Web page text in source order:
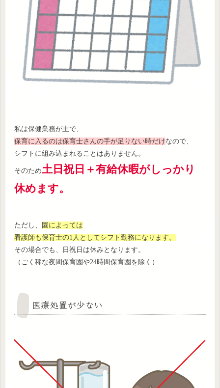
私は保健業務が主で、
保育に入るのは保育士さんの手が足りない時だけなので、
シフトに組み込まれることはありません。
そのため土日祝日＋有給休暇がしっかり
休めます。
ただし、
園によっては
看護師も保育士の1人としてシフト勤務になります。
その場合でも、日祝日は休みとなります。
（ごく稀な夜間保育園や24時間保育園を除く）
医療処置が少ない